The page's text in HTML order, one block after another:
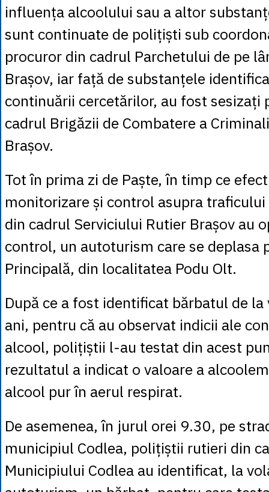
influența alcoolului sau a altor
sunt continuate de polițiști sub
procuror din cadrul Parchetului de pe
Brașov, iar față de substanțele
continuării cercetărilor, au fost sesizați
cadrul Brigăzii de Combatere a
Brașov.
Tot în prima zi de Paște, în timp ce
monitorizare și control asupra
din cadrul Serviciului Rutier Brașov au
control, un autoturism care se deplasa
Principală, din localitatea Podu Olt.
După ce a fost identificat bărbatul de
ani, pentru că au observat indicii ale
alcool, polițiștii l-au testat din acest
rezultatul a indicat o valoare a
alcool pur în aerul respirat.
De asemenea, în jurul orei 9.30, pe
municipiul Codlea, polițiștii rutieri din
Municipiului Codlea au identificat, la